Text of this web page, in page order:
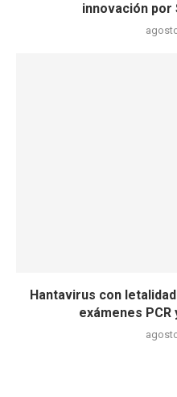
innovación por
Hantavirus con
exámenes PCR